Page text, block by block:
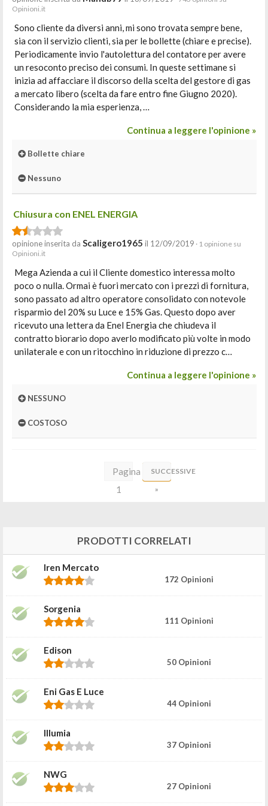
Opinioni.it
Sono cliente da diversi anni, mi sono trovata sempre bene,
sia con il servizio clienti, sia per le bollette (chiare e precise).
Periodicamente invio l'autolettura del contatore per avere
un resoconto preciso dei consumi. In queste settimane si
inizia ad affacciare il discorso della scelta del gestore di gas
a mercato libero (scelta da fare entro fine Giugno 2020).
Considerando la mia esperienza, …
Continua a leggere l'opinione »
Bollette chiare
Nessuno
Chiusura con ENEL ENERGIA
opinione inserita da Scaligero1965 il 12/09/2019 · 1 opinione su
Opinioni.it
Mega Azienda a cui il Cliente domestico interessa molto
poco o nulla. Ormai è fuori mercato con i prezzi di fornitura,
sono passato ad altro operatore consolidato con notevole
risparmio del 20% su Luce e 15% Gas. Questo dopo aver
ricevuto una lettera da Enel Energia che chiudeva il
contratto biorario dopo averlo modificato più volte in modo
unilaterale e con un ritocchino in riduzione di prezzo c…
Continua a leggere l'opinione »
NESSUNO
COSTOSO
Pagina
1
SUCCESSIVE
»
PRODOTTI CORRELATI
Iren Mercato
172 Opinioni
Sorgenia
111 Opinioni
Edison
50 Opinioni
Eni Gas E Luce
44 Opinioni
Illumia
37 Opinioni
NWG
27 Opinioni